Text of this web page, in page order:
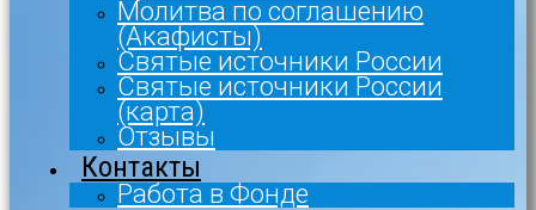
Молитва по соглашению
(Акафисты)
Святые источники России
Святые источники России
(карта)
Отзывы
Контакты
Работа в Фонде